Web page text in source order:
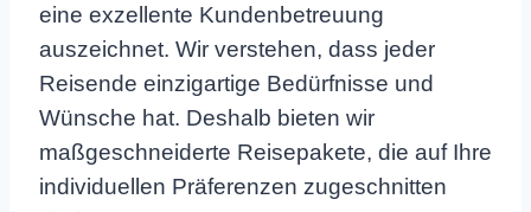
eine exzellente Kundenbetreuung
auszeichnet. Wir verstehen, dass jeder
Reisende einzigartige Bedürfnisse und
Wünsche hat. Deshalb bieten wir
maßgeschneiderte Reisepakete, die auf Ihre
individuellen Präferenzen zugeschnitten